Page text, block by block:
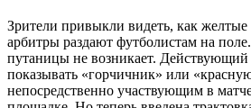
Зрители привыкли видеть, как желтые
арбитры раздают футболистам на
путаницы не возникает. Действующий
показывать «горчичник» или
непосредственно участвующим в